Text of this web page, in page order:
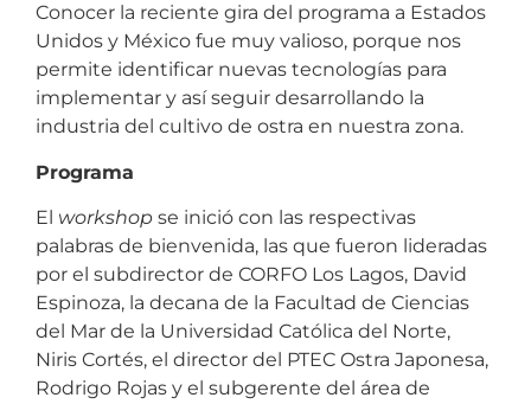
Conocer la reciente gira del programa a Estados
Unidos y México fue muy valioso, porque nos
permite identificar nuevas tecnologías para
implementar y así seguir desarrollando la
industria del cultivo de ostra en nuestra zona.
Programa
El workshop se inició con las respectivas
palabras de bienvenida, las que fueron lideradas
por el subdirector de CORFO Los Lagos, David
Espinoza, la decana de la Facultad de Ciencias
del Mar de la Universidad Católica del Norte,
Niris Cortés, el director del PTEC Ostra Japonesa,
Rodrigo Rojas y el subgerente del área de